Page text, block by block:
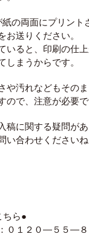
の両面にプリント
お送りください。
いると、印刷の仕
しまうからです。
や汚れなどもその
ので、注意が必要で
稿に関する疑問が
い合わせくださいね
ちら●
０１２０―５５―